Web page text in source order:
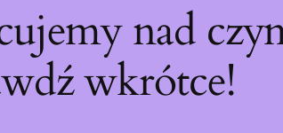
nad
wkrótce!